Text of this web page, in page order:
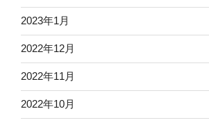
2023年1月
2022年12月
2022年11月
2022年10月